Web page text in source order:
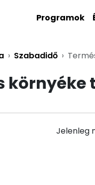
Programok
Szabadidő
környéke
Jelenleg